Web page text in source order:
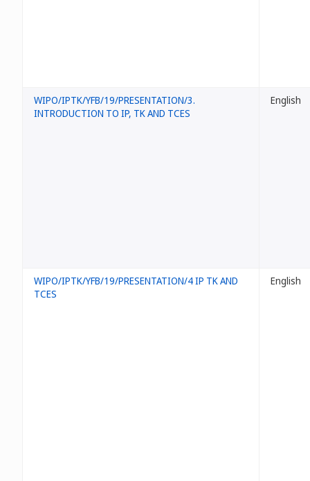
WIPO/IPTK/YFB/19/PRESENTATION/3.
INTRODUCTION TO IP, TK AND TCES
English
WIPO/IPTK/YFB/19/PRESENTATION/4 IP TK AND
TCES
English